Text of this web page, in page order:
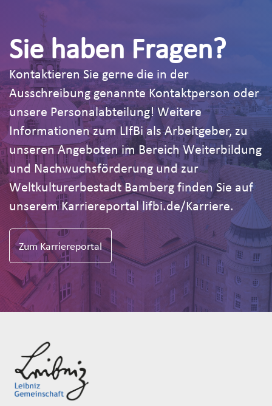
Sie haben Fragen?
Kontaktieren Sie gerne die in der
Ausschreibung genannte Kontaktperson oder
unsere Personalabteilung! Weitere
Informationen zum LIfBi als Arbeitgeber, zu
unseren Angeboten im Bereich Weiterbildung
und Nachwuchsförderung und zur
Weltkulturerbestadt Bamberg finden Sie auf
unserem Karriereportal lifbi.de/Karriere.
Zum Karriereportal